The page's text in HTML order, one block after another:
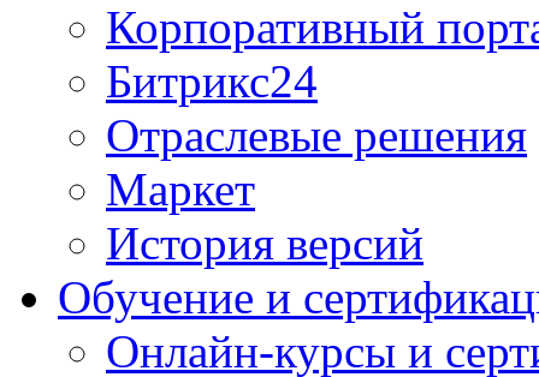
Корпоративный
Битрикс24
Отраслевые решения
Маркет
История версий
Обучение и
Онлайн-курсы и